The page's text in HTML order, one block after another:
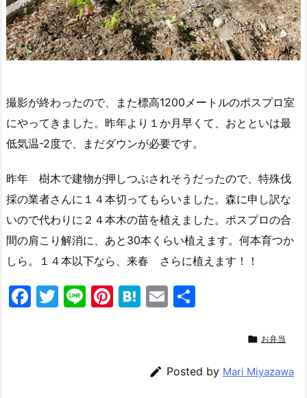
撮影が終わったので、また標高1200メートルのポスプロ室
にやってきました。昨年より１か月早くて、おとといは最
低気温-2度で、まだダウンが必要です。
昨年 樹木で建物が押しつぶされそうだったので、特殊伐
採の業者さんに１４本切ってもらいました。森に申し訳な
いので代わりに２４本木の苗を植えました。ポスプロの合
間の肩こり解消に、あと30本くらい植えます。何本育つか
しら。１４本以下なら、来春 さらに植えます！！
F
T
Li Pi H
a
E
l
 お弁当
 Posted by Mari Miyazawa